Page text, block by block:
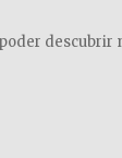
descubrir